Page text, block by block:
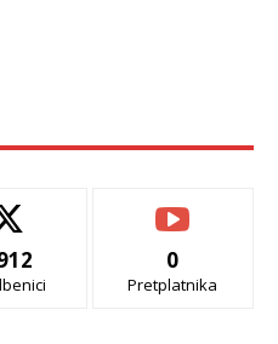
0
Pretplatnika